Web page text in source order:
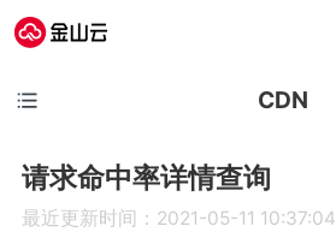
CDN
请求命中率详情查询
最近更新时间：2021-05-11 10:37:04